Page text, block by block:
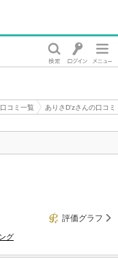
口コミ一覧
ありさD'zさんの口コミ
評価グラフ
グ